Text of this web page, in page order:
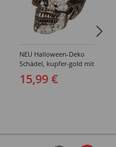
NEU Halloween-Deko
Schädel, kupfer-gold mit
Perlen, ca. 16 x 15 x
21cm, Totenschädel
15,99 €